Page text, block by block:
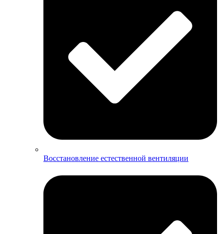
Восстановление естественной вентиляции